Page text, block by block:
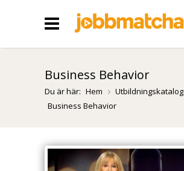
Business Behavior
Du är här: Hem
Utbildningskatalog
Business Behavior